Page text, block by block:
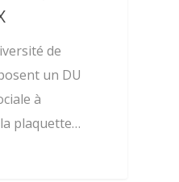
de
un DU
à
plaquette…